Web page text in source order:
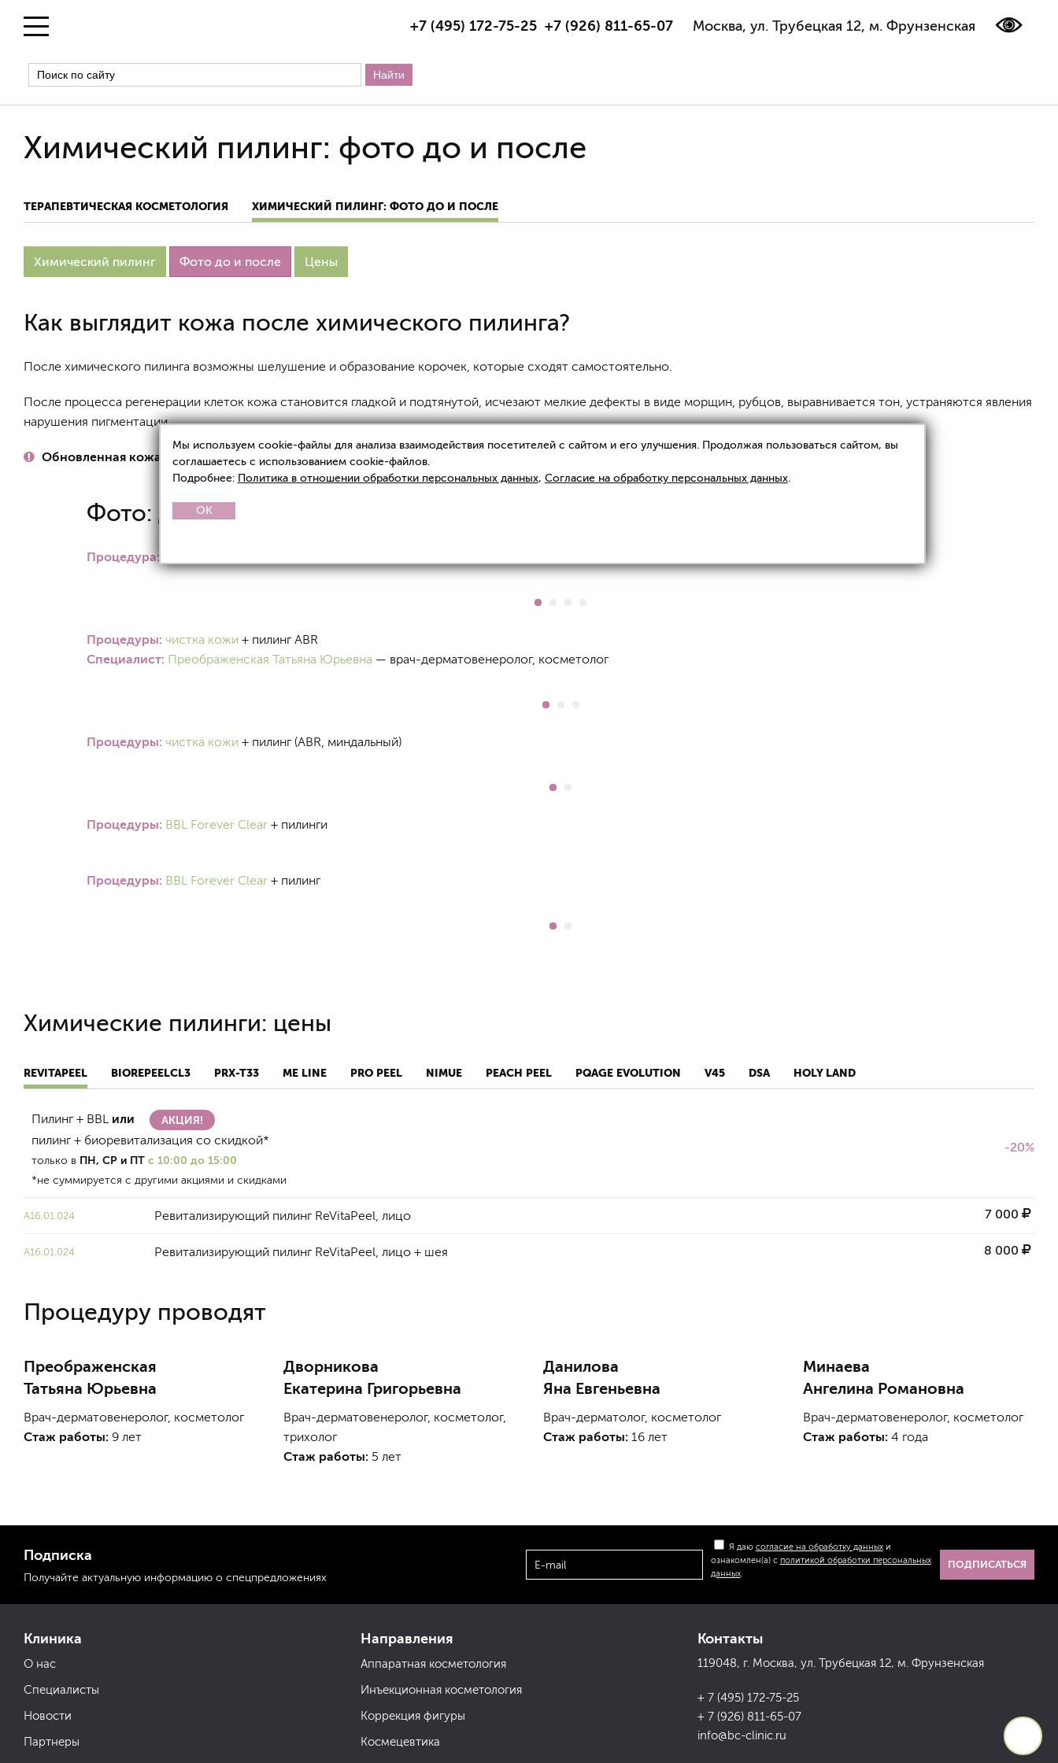
+7 (495) 172-75-25 +7 (926) 811-65-07 Москва, ул. Трубецкая 12, м. Фрунзенская
Химический пилинг: фото до и после
ТЕРАПЕВТИЧЕСКАЯ КОСМЕТОЛОГИЯ ХИМИЧЕСКИЙ ПИЛИНГ: ФОТО ДО И ПОСЛЕ
Химический пилинг Фото до и после Цены
Как выглядит кожа после химического пилинга?
После химического пилинга возможны шелушение и образование корочек, которые сходят самостоятельно.
После процесса регенерации клеток кожа становится гладкой и подтянутой, исчезают мелкие дефекты в виде морщин, рубцов, выравнивается тон, устраняются явления
нарушения пигментации.
Обновленная кожа без разрезов!
Фото: до и после
Процедура:
Процедуры: чистка кожи + пилинг ABR
Специалист: Преображенская Татьяна Юрьевна — врач-дерматовенеролог, косметолог
Процедуры: чистка кожи + пилинг (ABR, миндальный)
Процедуры: BBL Forever Clear + пилинги
Процедуры: BBL Forever Clear + пилинг
Химические пилинги: цены
REVITAPEEL BIOREPEELCL3 PRX-T33 ME LINE PRO PEEL NIMUE PEACH PEEL PQAGE EVOLUTION V45 DSA HOLY LAND
Пилинг + BBL или АКЦИЯ!
пилинг + биоревитализация со скидкой*
только в ПН, СР и ПТ с 10:00 до 15:00
*не суммируется с другими акциями и скидками
-20%
A16.01.024 Ревитализирующий пилинг ReVitaPeel, лицо 7 000
A16.01.024 Ревитализирующий пилинг ReVitaPeel, лицо + шея 8 000
Процедуру проводят
Преображенская
Татьяна Юрьевна
Врач-дерматовенеролог, косметолог
Стаж работы: 9 лет
Дворникова
Екатерина Григорьевна
Врач-дерматовенеролог, косметолог,
трихолог
Стаж работы: 5 лет
Данилова
Яна Евгеньевна
Врач-дерматолог, косметолог
Стаж работы: 16 лет
Минаева
Ангелина Романовна
Врач-дерматовенеролог, косметолог
Стаж работы: 4 года
Клиника
О нас
Специалисты
Новости
Партнеры
Направления
Аппаратная косметология
Инъекционная косметология
Коррекция фигуры
Космецевтика
Контакты
119048, г. Москва, ул. Трубецкая 12, м. Фрунзенская
+ 7 (495) 172-75-25
+ 7 (926) 811-65-07
info@bc-clinic.ru
Подписка
Получайте актуальную информацию о спецпредложениях
Я даю согласие на обработку данныхи
ознакомлен(а) с политикой обработки персональных
данных.
ПОДПИСАТЬСЯ
Мы используем cookie-файлы для анализа взаимодействия посетителей с сайтом и его улучшения. Продолжая пользоваться сайтом, вы
соглашаетесь с использованием cookie-файлов.
Подробнее: Политика в отношении обработки персональных данных, Согласие на обработку персональных данных.
OK